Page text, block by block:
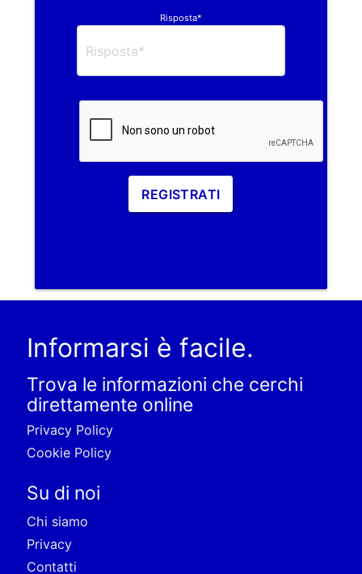
Risposta*
REGISTRATI
Informarsi è facile.
Trova le informazioni che cerchi
direttamente online
Privacy Policy
Cookie Policy
Su di noi
Chi siamo
Privacy
Contatti